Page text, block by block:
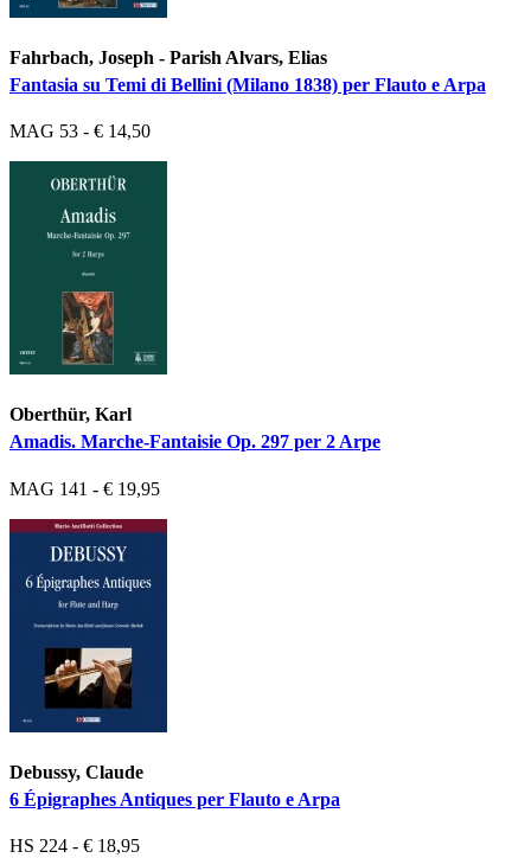
Fahrbach, Joseph - Parish Alvars, Elias
Fantasia su Temi di Bellini (Milano 1838) per Flauto e Arpa
MAG 53 - € 14,50
Oberthür, Karl
Amadis. Marche-Fantaisie Op. 297 per 2 Arpe
MAG 141 - € 19,95
Debussy, Claude
6 Épigraphes Antiques per Flauto e Arpa
HS 224 - € 18,95